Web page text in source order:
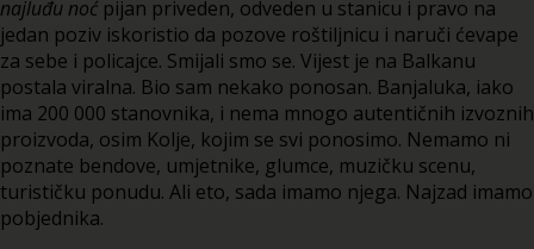
najluđu noć pijan priveden, odveden u stanicu i pravo na
jedan poziv iskoristio da pozove roštiljnicu i naruči ćevape
za sebe i policajce. Smijali smo se. Vijest je na Balkanu
postala viralna. Bio sam nekako ponosan. Banjaluka, iako
ima 200 000 stanovnika, i nema mnogo autentičnih izvoznih
proizvoda, osim Kolje, kojim se svi ponosimo. Nemamo ni
poznate bendove, umjetnike, glumce, muzičku scenu,
turističku ponudu. Ali eto, sada imamo njega. Najzad imamo
pobjednika.